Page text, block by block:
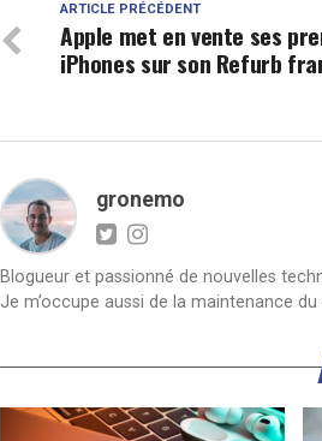
ARTICLE PRÉCÉDENT
Apple met en vente ses
iPhones sur son Refurb
gronemo
Blogueur et passionné de nouvelles
Je m’occupe aussi de la maintenance